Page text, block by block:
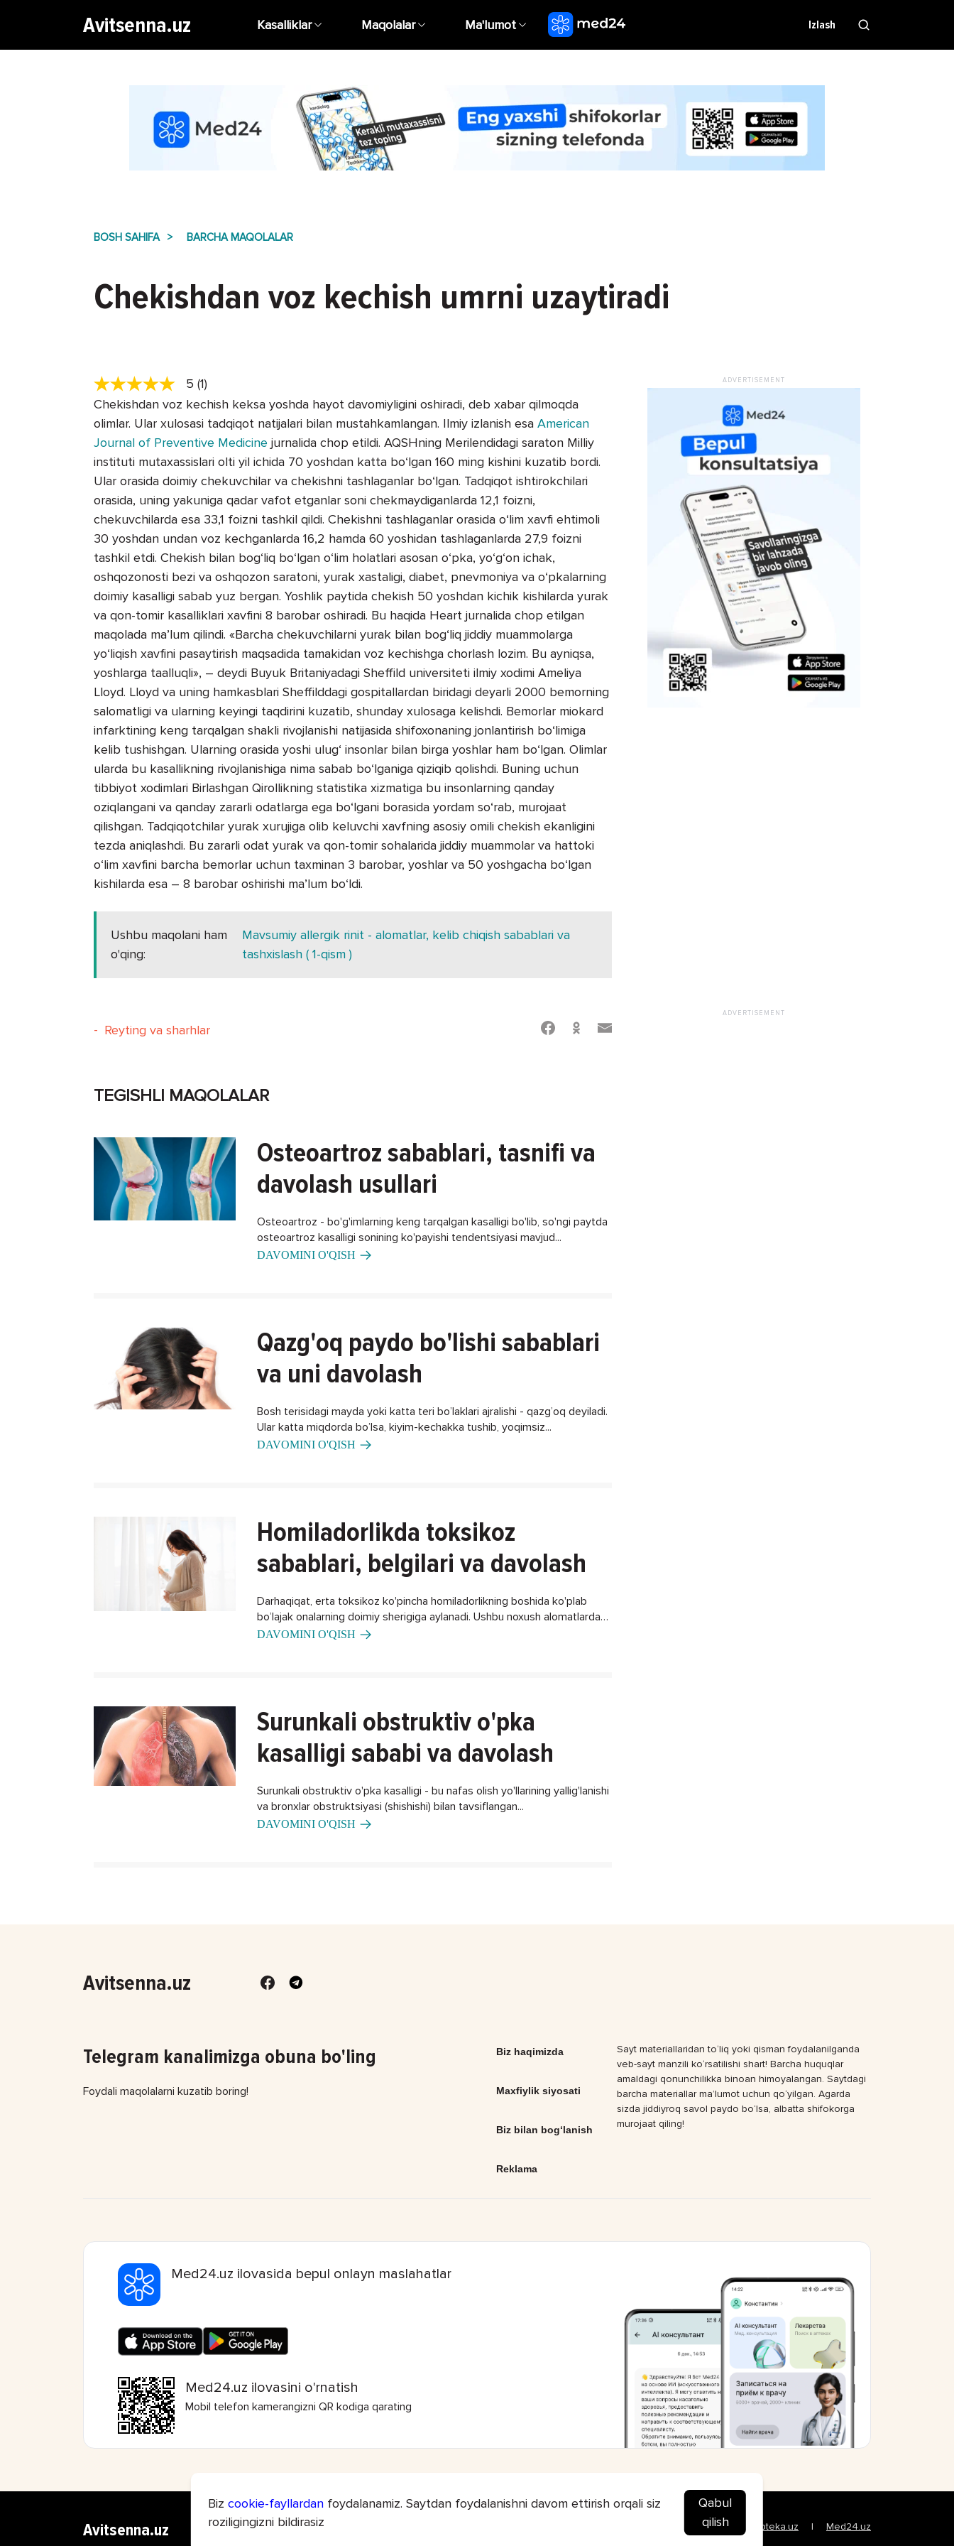
Avitsenna.uz Kasalliklar Maqolalar Ma'lumot Izlash
BOSH SAHIFA BARCHA MAQOLALAR
Chekishdan voz kechish umrni uzaytiradi
5 (1)
Chekishdan voz kechish keksa yoshda hayot davomiyligini oshiradi, deb xabar qilmoqda
olimlar. Ular xulosasi tadqiqot natijalari bilan mustahkamlangan. Ilmiy izlanish esa American
Journal of Preventive Medicine jurnalida chop etildi. AQSHning Merilendidagi saraton Milliy
instituti mutaxassislari olti yil ichida 70 yoshdan katta bo‘lgan 160 ming kishini kuzatib bordi.
Ular orasida doimiy chekuvchilar va chekishni tashlaganlar bo‘lgan. Tadqiqot ishtirokchilari
orasida, uning yakuniga qadar vafot etganlar soni chekmaydiganlarda 12,1 foizni,
chekuvchilarda esa 33,1 foizni tashkil qildi. Chekishni tashlaganlar orasida o‘lim xavfi ehtimoli
30 yoshdan undan voz kechganlarda 16,2 hamda 60 yoshidan tashlaganlarda 27,9 foizni
tashkil etdi. Chekish bilan bog‘liq bo‘lgan o‘lim holatlari asosan o‘pka, yo‘g‘on ichak,
oshqozonosti bezi va oshqozon saratoni, yurak xastaligi, diabet, pnevmoniya va o‘pkalarning
doimiy kasalligi sabab yuz bergan. Yoshlik paytida chekish 50 yoshdan kichik kishilarda yurak
va qon-tomir kasalliklari xavfini 8 barobar oshiradi. Bu haqida Heart jurnalida chop etilgan
maqolada ma’lum qilindi. «Barcha chekuvchilarni yurak bilan bog‘liq jiddiy muammolarga
yo‘liqish xavfini pasaytirish maqsadida tamakidan voz kechishga chorlash lozim. Bu ayniqsa,
yoshlarga taalluqli», – deydi Buyuk Britaniyadagi Sheffild universiteti ilmiy xodimi Ameliya
Lloyd. Lloyd va uning hamkasblari Sheffilddagi gospitallardan biridagi deyarli 2000 bemorning
salomatligi va ularning keyingi taqdirini kuzatib, shunday xulosaga kelishdi. Bemorlar miokard
infarktining keng tarqalgan shakli rivojlanishi natijasida shifoxonaning jonlantirish bo‘limiga
kelib tushishgan. Ularning orasida yoshi ulug‘ insonlar bilan birga yoshlar ham bo‘lgan. Olimlar
ularda bu kasallikning rivojlanishiga nima sabab bo‘lganiga qiziqib qolishdi. Buning uchun
tibbiyot xodimlari Birlashgan Qirollikning statistika xizmatiga bu insonlarning qanday
oziqlangani va qanday zararli odatlarga ega bo‘lgani borasida yordam so‘rab, murojaat
qilishgan. Tadqiqotchilar yurak xurujiga olib keluvchi xavfning asosiy omili chekish ekanligini
tezda aniqlashdi. Bu zararli odat yurak va qon-tomir sohalarida jiddiy muammolar va hattoki
o‘lim xavfini barcha bemorlar uchun taxminan 3 barobar, yoshlar va 50 yoshgacha bo‘lgan
kishilarda esa – 8 barobar oshirishi ma’lum bo‘ldi.
Ushbu maqolani ham
o'qing:
Mavsumiy allergik rinit - alomatlar, kelib chiqish sabablari va
tashxislash ( 1-qism )
- Reyting va sharhlar
TEGISHLI MAQOLALAR
Osteoartroz sabablari, tasnifi va
davolash usullari
Osteoartroz - bo'g'imlarning keng tarqalgan kasalligi bo'lib, so'ngi paytda
osteoartroz kasalligi sonining ko'payishi tendentsiyasi mavjud...
DAVOMINI O'QISH
Qazg'oq paydo bo'lishi sabablari
va uni davolash
Bosh terisidagi mayda yoki katta teri bo’laklari ajralishi - qazg’oq deyiladi.
Ular katta miqdorda bo’lsa, kiyim-kechakka tushib, yoqimsiz...
DAVOMINI O'QISH
Homiladorlikda toksikoz
sabablari, belgilari va davolash
Darhaqiqat, erta toksikoz ko'pincha homiladorlikning boshida ko'plab
bo’lajak onalarning doimiy sherigiga aylanadi. Ushbu noxush alomatlardan
xalos bo'lishning biron bir usuli bormi?
DAVOMINI O'QISH
Surunkali obstruktiv o'pka
kasalligi sababi va davolash
Surunkali obstruktiv o'pka kasalligi - bu nafas olish yo'llarining yallig'lanishi
va bronxlar obstruktsiyasi (shishishi) bilan tavsiflangan...
DAVOMINI O'QISH
Avitsenna.uz
Telegram kanalimizga obuna bo'ling
Foydali maqolalarni kuzatib boring!
Biz haqimizda
Maxfiylik siyosati
Biz bilan bog‘lanish
Reklama
Sayt materiallaridan to‘liq yoki qisman foydalanilganda
veb-sayt manzili ko‘rsatilishi shart! Barcha huquqlar
amaldagi qonunchilikka binoan himoyalangan. Saytdagi
barcha materiallar ma’lumot uchun qo‘yilgan. Agarda
sizda jiddiyroq savol paydo bo‘lsa, albatta shifokorga
murojaat qiling!
Med24.uz ilovasida bepul onlayn maslahatlar
Med24.uz ilovasini o'rnatish
Mobil telefon kamerangizni QR kodiga qarating
Avitsenna.uz Top.uz Apteka.uz Med24.uz
Biz cookie-fayllardanfoydalanamiz. Saytdan foydalanishni davom ettirish orqali siz
roziligingizni bildirasiz
Qabul
qilish